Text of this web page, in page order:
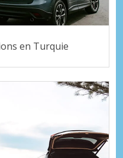
en Turquie